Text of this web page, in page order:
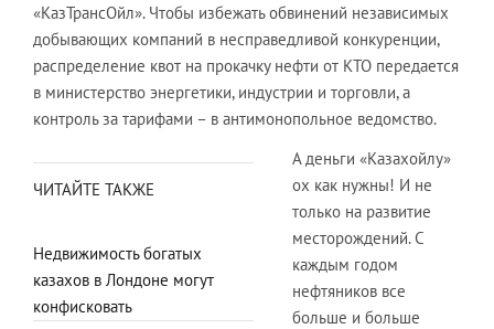
«КазТрансОйл». Чтобы избежать обвинений независимых
добывающих компаний в несправедливой конкуренции,
распределение квот на прокачку нефти от КТО передается
в министерство энергетики, индустрии и торговли, а
контроль за тарифами – в антимонопольное ведомство.
ЧИТАЙТЕ ТАКЖЕ
Недвижимость богатых
казахов в Лондоне могут
конфисковать
А деньги «Казахойлу»
ох как нужны! И не
только на развитие
месторождений. С
каждым годом
нефтяников все
больше и больше